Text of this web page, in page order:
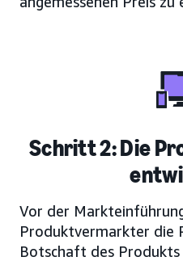
Schritt 2: Die
Vor der
Produktvermarkter die
Botschaft des